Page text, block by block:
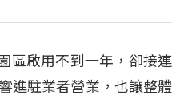
區啟用不到一年，卻接連
進駐業者營業，也讓整體